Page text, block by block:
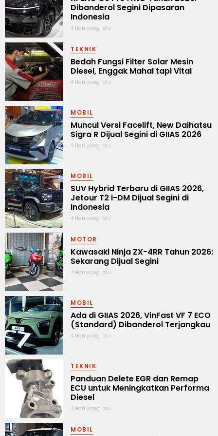
Dibanderol Segini Dipasaran
Indonesia
3 Hari yang lalu
TEKNIK
Bedah Fungsi Filter Solar Mesin
Diesel, Enggak Mahal tapi Vital
4 Hari yang lalu
MOBIL
Muncul Versi Facelift, New Daihatsu
Sigra R Dijual Segini di GIIAS 2026
4 Hari yang lalu
MOBIL
SUV Hybrid Terbaru di GIIAS 2026,
Jetour T2 i-DM Dijual Segini di
Indonesia
4 Hari yang lalu
MOTOR
Kawasaki Ninja ZX-4RR Tahun 2026:
Sekarang Dijual Segini
4 Hari yang lalu
MOBIL
Ada di GIIAS 2026, VinFast VF 7 ECO
(Standard) Dibanderol Terjangkau
4 Hari yang lalu
TEKNIK
Panduan Delete EGR dan Remap
ECU untuk Meningkatkan Performa
Diesel
4 Hari yang lalu
MOBIL